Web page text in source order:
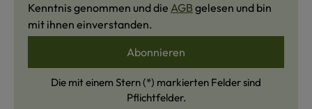
Kenntnis genommen und die AGB gelesen und bin
mit ihnen einverstanden.
Abonnieren
Die mit einem Stern (*) markierten Felder sind
Pflichtfelder.